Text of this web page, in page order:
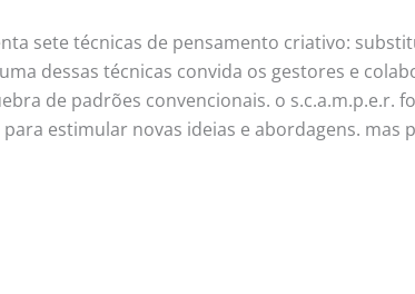
sete técnicas de pensamento criativo:
dessas técnicas convida os gestores e
de padrões convencionais. o s.c.a.m.p.e.r.
estimular novas ideias e abordagens. mas